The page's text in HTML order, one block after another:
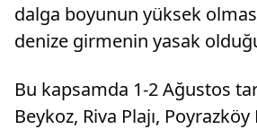
dalga boyunun yüksek
denize girmenin yasak
Bu kapsamda 1-2 Ağustos
Beykoz, Riva Plajı, Poyrazköy